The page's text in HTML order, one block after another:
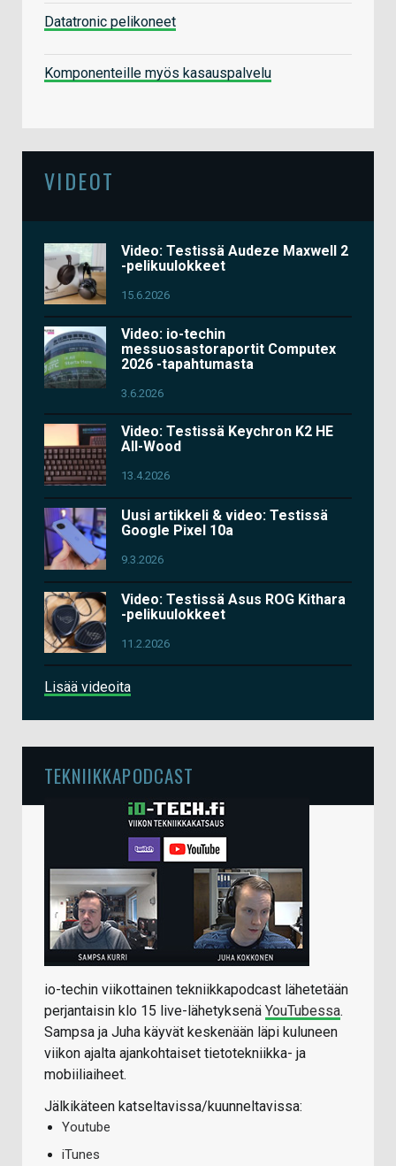
Datatronic pelikoneet
Komponenteille myös kasauspalvelu
VIDEOT
Video: Testissä Audeze Maxwell 2
-pelikuulokkeet
15.6.2026
Video: io-techin
messuosastoraportit Computex
2026 -tapahtumasta
3.6.2026
Video: Testissä Keychron K2 HE
All-Wood
13.4.2026
Uusi artikkeli & video: Testissä
Google Pixel 10a
9.3.2026
Video: Testissä Asus ROG Kithara
-pelikuulokkeet
11.2.2026
Lisää videoita
TEKNIIKKAPODCAST
io-techin viikottainen tekniikkapodcast lähetetään
perjantaisin klo 15 live-lähetyksenä YouTubessa.
Sampsa ja Juha käyvät keskenään läpi kuluneen
viikon ajalta ajankohtaiset tietotekniikka- ja
mobiiliaiheet.
Jälkikäteen katseltavissa/kuunneltavissa:
Youtube
iTunes